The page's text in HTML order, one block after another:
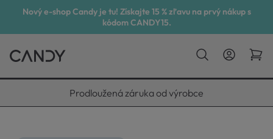
Nový e-shop Candy je tu! Získajte 15 % zľavu na prvý nákup s
kódom CANDY15.
Vyneseme, zapojíme, odvezeme